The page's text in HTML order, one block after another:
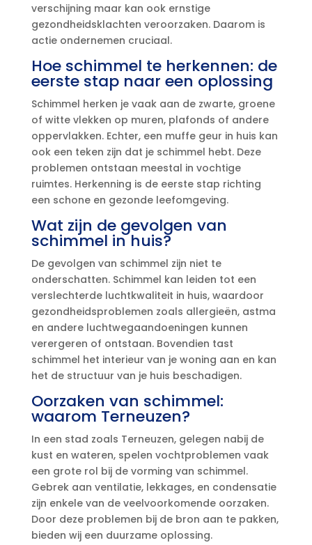
verschijning maar kan ook ernstige
gezondheidsklachten veroorzaken.​ Daarom is
actie ondernemen cruciaal.​
Hoe schimmel te herkennen: de
eerste stap naar een oplossing
Schimmel herken je vaak aan de zwarte, groene
of witte vlekken op muren, plafonds of andere
oppervlakken.​ Echter, een muffe geur in huis kan
ook een teken zijn dat je schimmel hebt.​ Deze
problemen ontstaan meestal in vochtige
ruimtes.​ Herkenning is de eerste stap richting
een schone en gezonde leefomgeving.​
Wat zijn de gevolgen van
schimmel in huis?
De gevolgen van schimmel zijn niet te
onderschatten.​ Schimmel kan leiden tot een
verslechterde luchtkwaliteit in huis, waardoor
gezondheidsproblemen zoals allergieën, astma
en andere luchtwegaandoeningen kunnen
verergeren of ontstaan.​ Bovendien tast
schimmel het interieur van je woning aan en kan
het de structuur van je huis beschadigen.​
Oorzaken van schimmel:
waarom Terneuzen?
In een stad zoals Terneuzen, gelegen nabij de
kust en wateren, spelen vochtproblemen vaak
een grote rol bij de vorming van schimmel.​
Gebrek aan ventilatie, lekkages, en condensatie
zijn enkele van de veelvoorkomende oorzaken.​
Door deze problemen bij de bron aan te pakken,
bieden wij een duurzame oplossing.​